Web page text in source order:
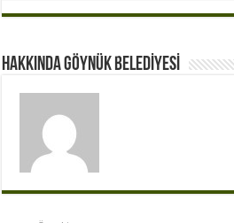
Hakkında GÖYNÜK BELEDİYESİ